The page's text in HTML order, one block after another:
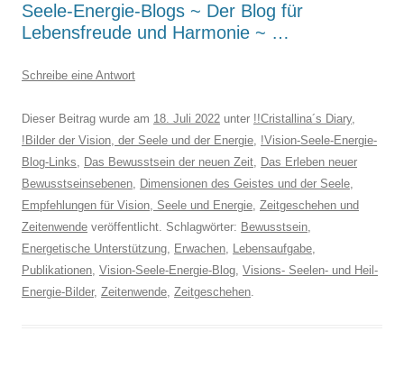
Seele-Energie-Blogs ~ Der Blog für
Lebensfreude und Harmonie ~ …
Schreibe eine Antwort
Dieser Beitrag wurde am 18. Juli 2022 unter !!Cristallina´s Diary,
!Bilder der Vision, der Seele und der Energie, !Vision-Seele-Energie-
Blog-Links, Das Bewusstsein der neuen Zeit, Das Erleben neuer
Bewusstseinsebenen, Dimensionen des Geistes und der Seele,
Empfehlungen für Vision, Seele und Energie, Zeitgeschehen und
Zeitenwende veröffentlicht. Schlagwörter: Bewusstsein,
Energetische Unterstützung, Erwachen, Lebensaufgabe,
Publikationen, Vision-Seele-Energie-Blog, Visions- Seelen- und Heil-
Energie-Bilder, Zeitenwende, Zeitgeschehen.